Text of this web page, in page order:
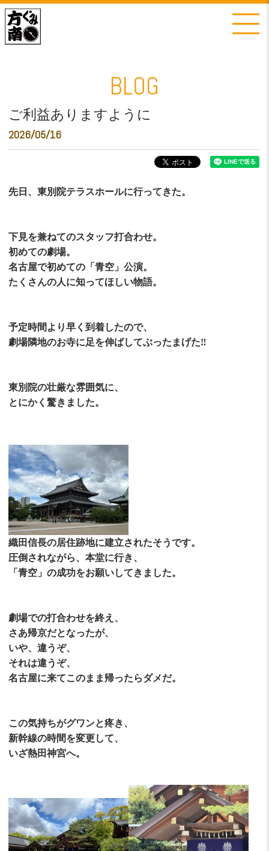
BLOG
ご利益ありますように
2026/05/16
先日、東別院テラスホールに行ってきた。
下見を兼ねてのスタッフ打合わせ。
初めての劇場。
名古屋で初めての「青空」公演。
たくさんの人に知ってほしい物語。
予定時間より早く到着したので、
劇場隣地のお寺に足を伸ばしてぶったまげた‼️
東別院の壮厳な雰囲気に、
とにかく驚きました。
織田信長の居住跡地に建立されたそうです。
圧倒されながら、本堂に行き、
「青空」の成功をお願いしてきました。
劇場での打合わせを終え、
さあ帰京だとなったが、
いや、違うぞ、
それは違うぞ、
名古屋に来てこのまま帰ったらダメだ。
この気持ちがグワンと疼き、
新幹線の時間を変更して、
いざ熱田神宮へ。